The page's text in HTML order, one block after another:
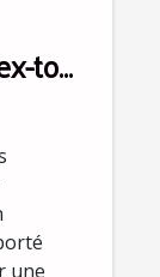
toy
une